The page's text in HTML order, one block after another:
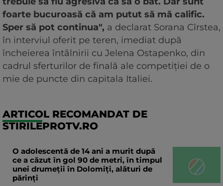
foarte bucuroasă că am putut să mă calific.
Sper să pot continua", a declarat Sorana Cîrstea,
în interviul oferit pe teren, imediat după
încheierea întâlnirii cu Jelena Ostapenko, din
cadrul sferturilor de finală ale competiției de o
mie de puncte din capitala Italiei.
ARTICOL RECOMANDAT DE
STIRILEPROTV.RO
O adolescentă de 14 ani a murit după
ce a căzut în gol 90 de metri, în timpul
unei drumeții în Dolomiți, alături de
părinți